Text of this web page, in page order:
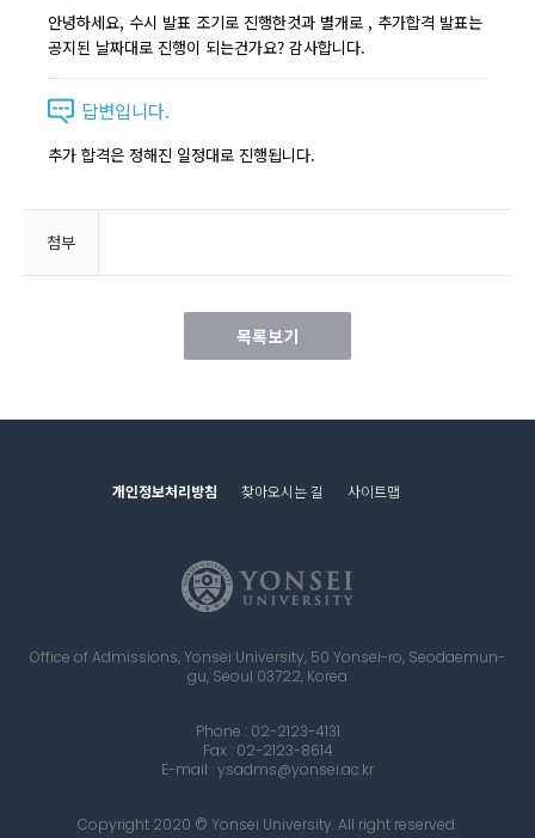
안녕하세요, 수시 발표 조기로 진행한것과 별개로 , 추가합격 발표는
공지된 날짜대로 진행이 되는건가요? 감사합니다.
답변입니다.
추가 합격은 정해진 일정대로 진행됩니다.
첨부
목록보기
개인정보처리방침 찾아오시는 길 사이트맵
Office of Admissions, Yonsei University, 50 Yonsei-ro, Seodaemun-
gu, Seoul 03722, Korea
Phone : 02-2123-4131
Fax : 02-2123-8614
E-mail : ysadms@yonsei.ac.kr
Copyright 2020 © Yonsei University. All right reserved.